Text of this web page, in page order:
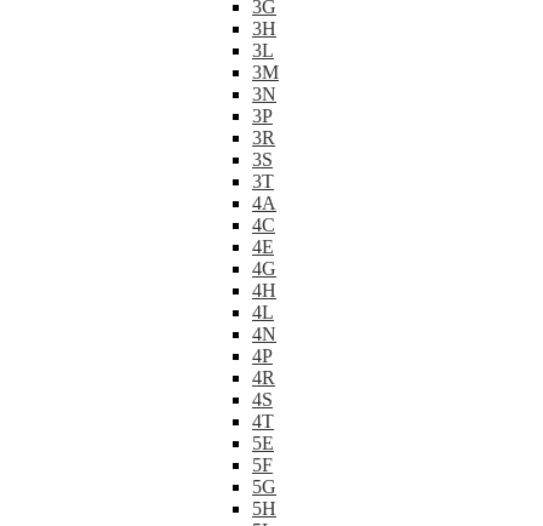
3G
3H
3L
3M
3N
3P
3R
3S
3T
4A
4C
4E
4G
4H
4L
4N
4P
4R
4S
4T
5E
5F
5G
5H